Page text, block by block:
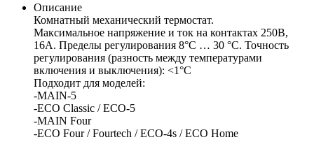
Описание
Комнатный механический термостат.
Максимальное напряжение и ток на контактах 250В,
16А. Пределы регулирования 8°С … 30 °С. Точность
регулирования (разность между температурами
включения и выключения): <1°C
Подходит для моделей:
-MAIN-5
-ECO Classic / ECO-5
-MAIN Four
-ECO Four / Fourtech / ECO-4s / ECO Home